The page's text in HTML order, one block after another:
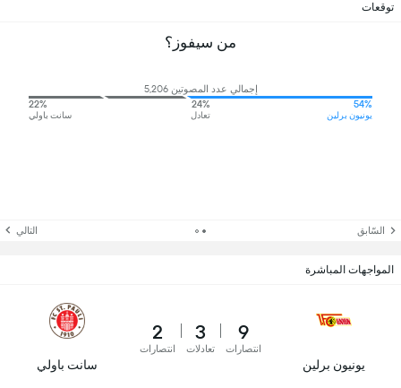
توقعات
من سيفوز؟
إجمالي عدد المصوتين 5,206
54%
يونيون برلين
24%
تعادل
22%
سانت باولي
السّابق التالي
المواجهات المباشرة
يونيون برلين
9
انتصارات
3
تعادلات
2
انتصارات
سانت باولي